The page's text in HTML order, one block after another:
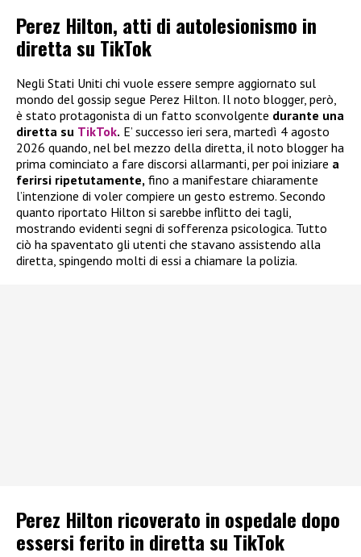
Perez Hilton, atti di autolesionismo in
diretta su TikTok
Negli Stati Uniti chi vuole essere sempre aggiornato sul
mondo del gossip segue Perez Hilton. Il noto blogger, però,
è stato protagonista di un fatto sconvolgente durante una
diretta su TikTok. E’ successo ieri sera, martedì 4 agosto
2026 quando, nel bel mezzo della diretta, il noto blogger ha
prima cominciato a fare discorsi allarmanti, per poi iniziare a
ferirsi ripetutamente, fino a manifestare chiaramente
l’intenzione di voler compiere un gesto estremo. Secondo
quanto riportato Hilton si sarebbe inflitto dei tagli,
mostrando evidenti segni di sofferenza psicologica. Tutto
ciò ha spaventato gli utenti che stavano assistendo alla
diretta, spingendo molti di essi a chiamare la polizia.
Perez Hilton ricoverato in ospedale dopo
essersi ferito in diretta su TikTok